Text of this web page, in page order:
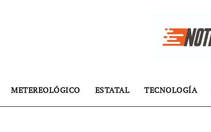
METEREOLÓGICO ESTATAL TECNOLOGÍA